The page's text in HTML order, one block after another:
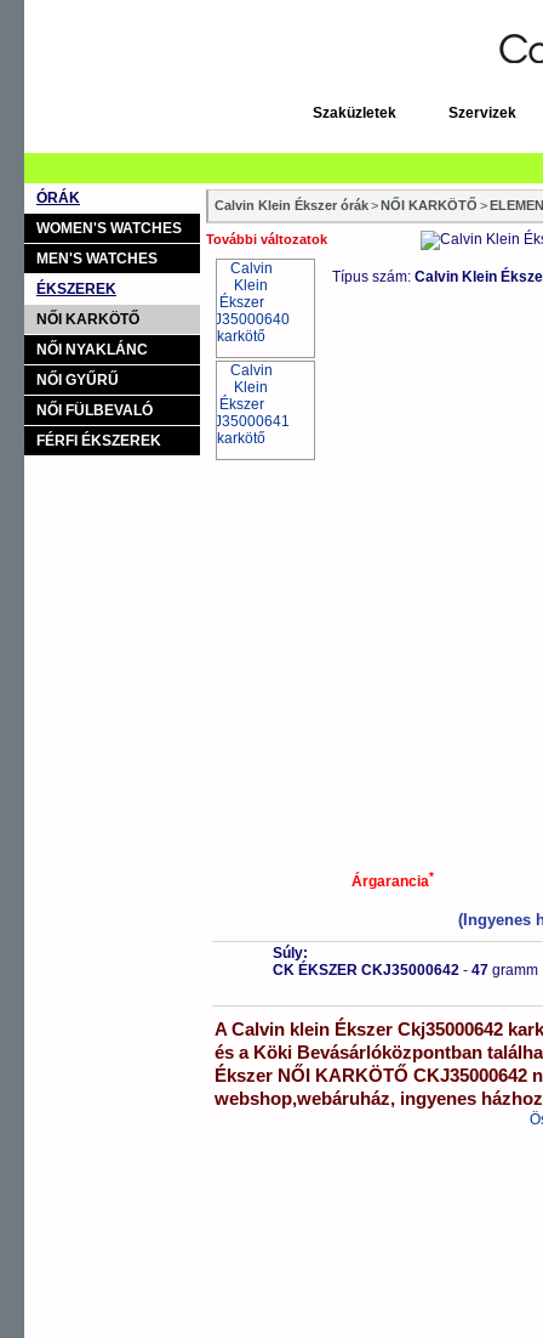
Szaküzletek Szervizek
ÓRÁK
WOMEN'S WATCHES
MEN'S WATCHES
ÉKSZEREK
NŐI KARKÖTŐ
NŐI NYAKLÁNC
NŐI GYŰRŰ
NŐI FÜLBEVALÓ
FÉRFI ÉKSZEREK
Calvin Klein Ékszer órák>NŐI KARKÖTŐ >
További változatok
Típus szám: Calvin Klein
Árgarancia*
(Ingyenes
Súly:
CK ÉKSZER CKJ35000642 - 47 gramm
ACalvin klein Ékszer Ckj35000642
és a Köki Bevásárlóközpontban
Ékszer NŐI KARKÖTŐ CKJ35000642
webshop,webáruház, ingyenes